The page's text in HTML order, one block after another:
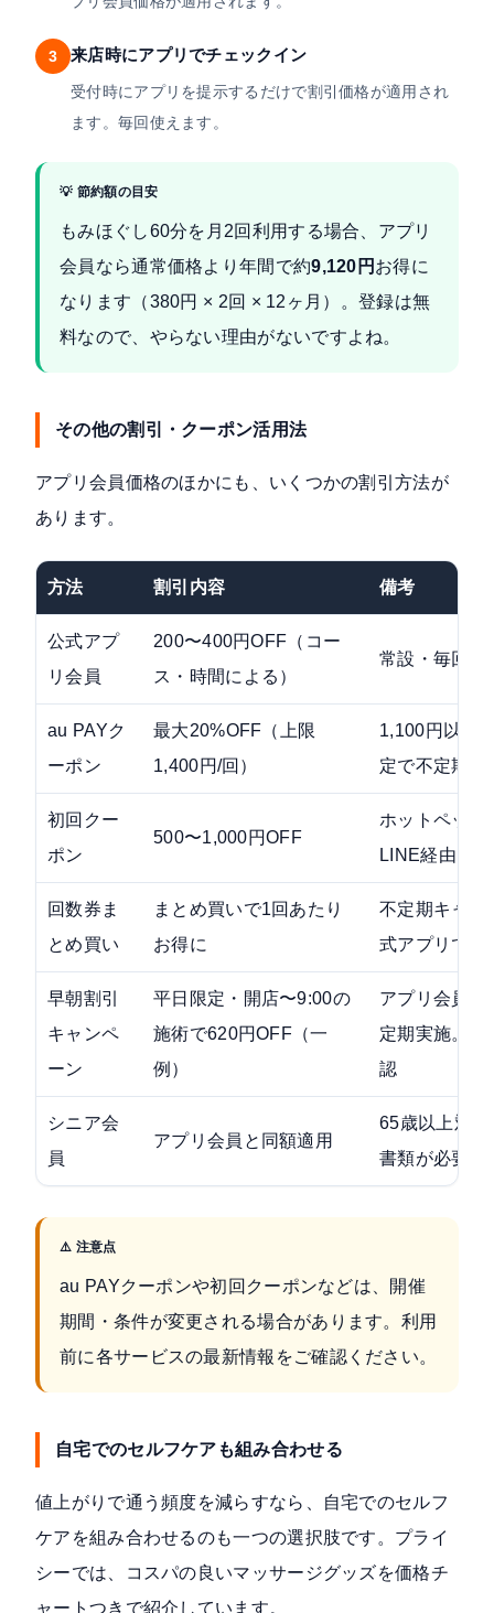
3 来店時にアプリでチェックイン
受付時にアプリを提示するだけで割引価格が適用され
ます。毎回使えます。
💡 節約額の目安
もみほぐし60分を月2回利用する場合、アプリ
会員なら通常価格より年間で約9,120円 お得に
なります（380円 × 2回 × 12ヶ月）。登録は無
料なので、やらない理由がないですよね。
その他の割引・クーポン活用法
アプリ会員価格のほかにも、いくつかの割引方法が
あります。
方法 割引内容 備考
公式アプ
リ会員
200〜400円OFF（コー
ス・時間による）
常設・毎回適
au PAYク
ーポン
最大20%OFF（上限
1,400円/回）
1,100円以上
定で不定期開
初回クー
ポン
500〜1,000円OFF
ホットペッパ
LINE経由。
回数券ま
とめ買い
まとめ買いで1回あたり
お得に
不定期キャン
式アプリで告
早朝割引
キャンペ
ーン
平日限定・開店〜9:00の
施術で620円OFF（一
例）
アプリ会員限
定期実施。公
認
シニア会
員
アプリ会員と同額適用
65歳以上対
書類が必要
⚠️ 注意点
au PAYクーポンや初回クーポンなどは、開催
期間・条件が変更される場合があります。利用
前に各サービスの最新情報をご確認ください。
自宅でのセルフケアも組み合わせる
値上がりで通う頻度を減らすなら、自宅でのセルフ
ケアを組み合わせるのも一つの選択肢です。プライ
シーでは、コスパの良いマッサージグッズを価格チ
ャートつきで紹介しています。